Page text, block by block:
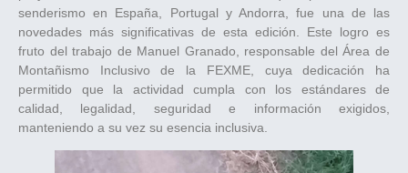
senderismo en España, Portugal y Andorra, fue una de las
novedades más significativas de esta edición. Este logro es
fruto del trabajo de Manuel Granado, responsable del Área de
Montañismo Inclusivo de la FEXME, cuya dedicación ha
permitido que la actividad cumpla con los estándares de
calidad, legalidad, seguridad e información exigidos,
manteniendo a su vez su esencia inclusiva.